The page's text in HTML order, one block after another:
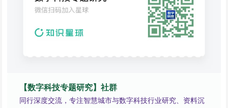
【数字科技专题研究】社群
同行深度交流，专注智慧城市与数字科技行业研究、资料沉